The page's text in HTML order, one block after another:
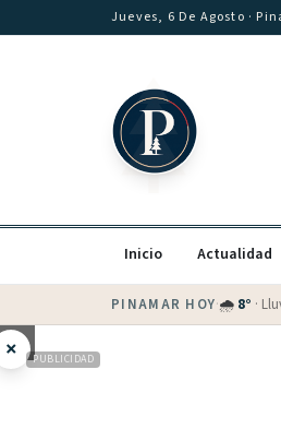
Saltar al contenidoJueves, 6 De Agosto ·
Inicio Actualidad
PINAMAR HOY·💵 Dólar
× PUBLICIDAD